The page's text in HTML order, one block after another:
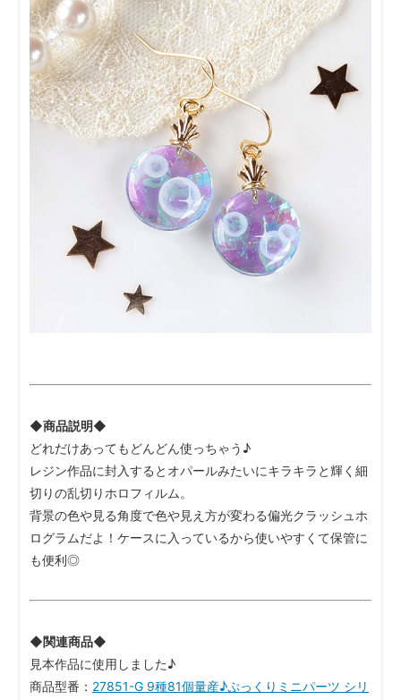
◆商品説明◆
どれだけあってもどんどん使っちゃう♪
レジン作品に封入するとオパールみたいにキラキラと輝く細
切りの乱切りホロフィルム。
背景の色や見る角度で色や見え方が変わる偏光クラッシュホ
ログラムだよ！ケースに入っているから使いやすくて保管に
も便利◎
◆関連商品◆
見本作品に使用しました♪
商品型番： 27851-G 9種81個量産♪ぷっくりミニパーツ シリ